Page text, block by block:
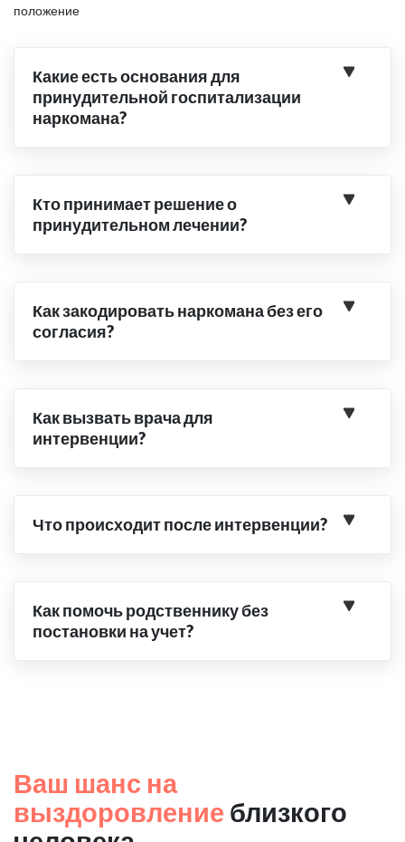
положение
Какие есть основания для
принудительной госпитализации
наркомана?
Кто принимает решение о
принудительном лечении?
Как закодировать наркомана без его
согласия?
Как вызвать врача для
интервенции?
Что происходит после интервенции?
Как помочь родственнику без
постановки на учет?
Ваш шанс на
выздоровление близкого